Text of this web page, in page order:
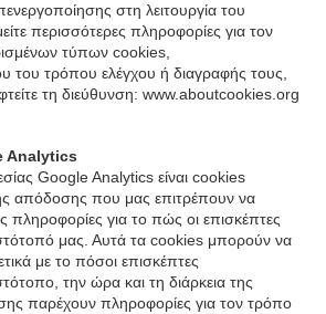
στη λειτουργία του
περισσότερες πληροφορίες για τον
τύπων cookies,
του τρόπου ελέγχου ή διαγραφής τους,
τη διεύθυνση: www.aboutcookies.org
Analytics
Google Analytics είναι cookies
απόδοσης που μας επιτρέπουν να
πληροφορίες για το πώς οι επισκέπτες
μας. Αυτά τα cookies μπορούν να
με το πόσοι επισκέπτες
την ώρα και τη διάρκεια της
παρέχουν πληροφορίες για τον τρόπο